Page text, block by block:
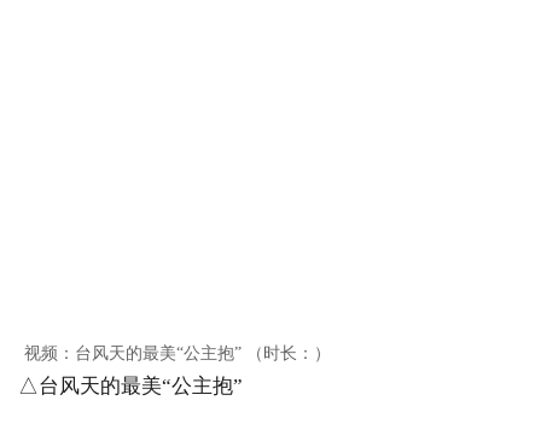
视频：台风天的最美“公主抱” （时长：）
△台风天的最美“公主抱”